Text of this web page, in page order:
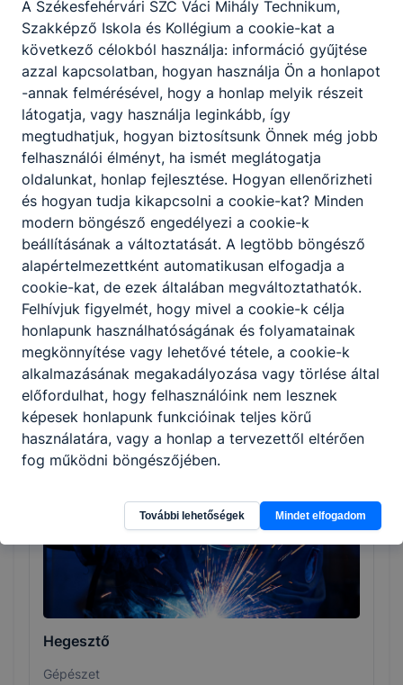
egymástól, igazodva a Képzési és Kimeneteli
Követelményekben, szakképesítés esetén a
Programkövetelményekben meghatározott
tartalmakhoz és a helyi igényekhez.
Szakmák
Gépi és CNC forgácsoló
Gépészet
Hegesztő
Gépészet
A Székesfehérvári SZC Váci Mihály Technikum,
Szakképző Iskola és Kollégium a cookie-kat a
következő célokból használja: információ gyűjtése
azzal kapcsolatban, hogyan használja Ön a honlapot
-annak felmérésével, hogy a honlap melyik részeit
látogatja, vagy használja leginkább, így
megtudhatjuk, hogyan biztosítsunk Önnek még jobb
felhasználói élményt, ha ismét meglátogatja
oldalunkat, honlap fejlesztése. Hogyan ellenőrizheti
és hogyan tudja kikapcsolni a cookie-kat? Minden
modern böngésző engedélyezi a cookie-k
beállításának a változtatását. A legtöbb böngésző
alapértelmezettként automatikusan elfogadja a
cookie-kat, de ezek általában megváltoztathatók.
Felhívjuk figyelmét, hogy mivel a cookie-k célja
honlapunk használhatóságának és folyamatainak
megkönnyítése vagy lehetővé tétele, a cookie-k
alkalmazásának megakadályozása vagy törlése által
előfordulhat, hogy felhasználóink nem lesznek
képesek honlapunk funkcióinak teljes körű
használatára, vagy a honlap a tervezettől eltérően
fog működni böngészőjében.
További lehetőségek Mindet elfogadom